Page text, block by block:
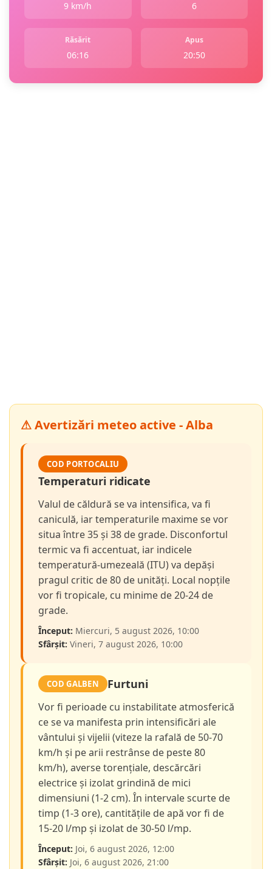
9 km/h 6
Răsărit
06:16
Apus
20:50
⚠ Avertizări meteo active - Alba
COD PORTOCALIU
Temperaturi ridicate
Valul de căldură se va intensifica, va fi
caniculă, iar temperaturile maxime se vor
situa între 35 și 38 de grade. Disconfortul
termic va fi accentuat, iar indicele
temperatură-umezeală (ITU) va depăși
pragul critic de 80 de unități. Local nopțile
vor fi tropicale, cu minime de 20-24 de
grade.
Început: Miercuri, 5 august 2026, 10:00
Sfârșit: Vineri, 7 august 2026, 10:00
COD GALBEN Furtuni
Vor fi perioade cu instabilitate atmosferică
ce se va manifesta prin intensificări ale
vântului și vijelii (viteze la rafală de 50-70
km/h și pe arii restrânse de peste 80
km/h), averse torențiale, descărcări
electrice și izolat grindină de mici
dimensiuni (1-2 cm). În intervale scurte de
timp (1-3 ore), cantitățile de apă vor fi de
15-20 l/mp și izolat de 30-50 l/mp.
Început: Joi, 6 august 2026, 12:00
Sfârșit: Joi, 6 august 2026, 21:00